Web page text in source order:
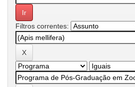
Filtros correntes: